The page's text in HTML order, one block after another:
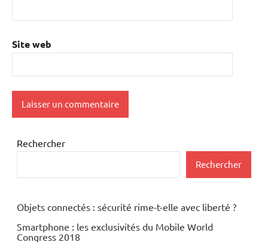
Site web
Rechercher
Rechercher
Objets connectés : sécurité rime-t-elle avec liberté ?
Smartphone : les exclusivités du Mobile World
Congress 2018